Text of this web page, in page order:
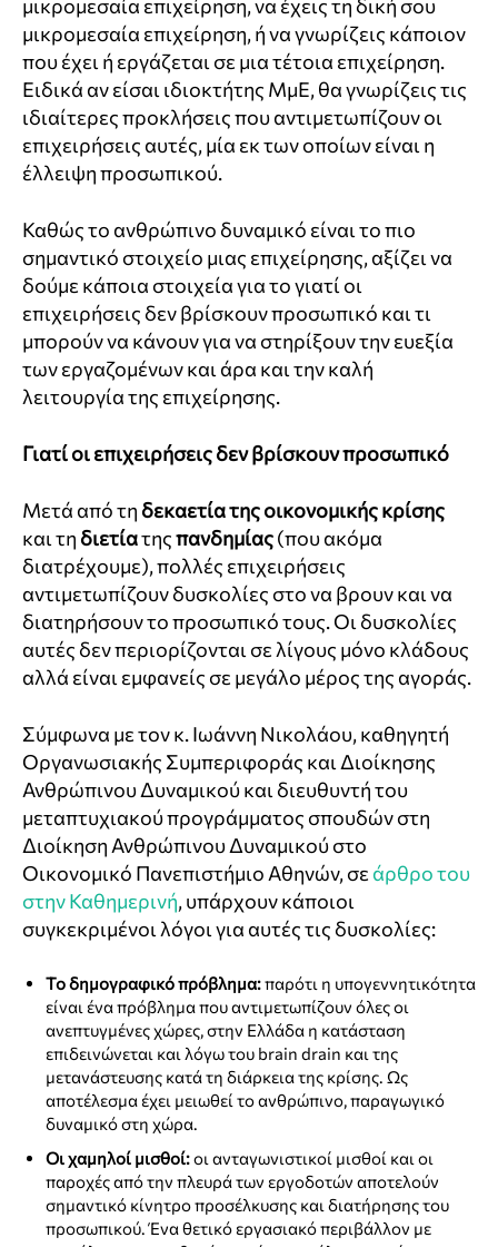
μικρομεσαία επιχείρηση, να έχεις τη δική σου
μικρομεσαία επιχείρηση, ή να γνωρίζεις κάποιον
που έχει ή εργάζεται σε μια τέτοια επιχείρηση.
Ειδικά αν είσαι ιδιοκτήτης ΜμΕ, θα γνωρίζεις τις
ιδιαίτερες προκλήσεις που αντιμετωπίζουν οι
επιχειρήσεις αυτές, μία εκ των οποίων είναι η
έλλειψη προσωπικού.
Καθώς το ανθρώπινο δυναμικό είναι το πιο
σημαντικό στοιχείο μιας επιχείρησης, αξίζει να
δούμε κάποια στοιχεία για το γιατί οι
επιχειρήσεις δεν βρίσκουν προσωπικό και τι
μπορούν να κάνουν για να στηρίξουν την ευεξία
των εργαζομένων και άρα και την καλή
λειτουργία της επιχείρησης.
Γιατί οι επιχειρήσεις δεν βρίσκουν προσωπικό
Μετά από τη δεκαετία της οικονομικής κρίσης
και τη διετίατηςπανδημίας(που ακόμα
διατρέχουμε), πολλές επιχειρήσεις
αντιμετωπίζουν δυσκολίες στο να βρουν και να
διατηρήσουν το προσωπικό τους. Οι δυσκολίες
αυτές δεν περιορίζονται σε λίγους μόνο κλάδους
αλλά είναι εμφανείς σε μεγάλο μέρος της αγοράς.
Σύμφωνα με τον κ. Ιωάννη Νικολάου, καθηγητή
Οργανωσιακής Συμπεριφοράς και Διοίκησης
Ανθρώπινου Δυναμικού και διευθυντή του
μεταπτυχιακού προγράμματος σπουδών στη
Διοίκηση Ανθρώπινου Δυναμικού στο
Οικονομικό Πανεπιστήμιο Αθηνών, σε άρθρο του
στην Καθημερινή, υπάρχουν κάποιοι
συγκεκριμένοι λόγοι για αυτές τις δυσκολίες:
Το δημογραφικό πρόβλημα:παρότι η υπογεννητικότητα
είναι ένα πρόβλημα που αντιμετωπίζουν όλες οι
ανεπτυγμένες χώρες, στην Ελλάδα η κατάσταση
επιδεινώνεται και λόγω του brain drain και της
μετανάστευσης κατά τη διάρκεια της κρίσης. Ως
αποτέλεσμα έχει μειωθεί το ανθρώπινο, παραγωγικό
δυναμικό στη χώρα.
Οι χαμηλοί μισθοί:οι ανταγωνιστικοί μισθοί και οι
παροχές από την πλευρά των εργοδοτών αποτελούν
σημαντικό κίνητρο προσέλκυσης και διατήρησης του
προσωπικού. Ένα θετικό εργασιακό περιβάλλον με